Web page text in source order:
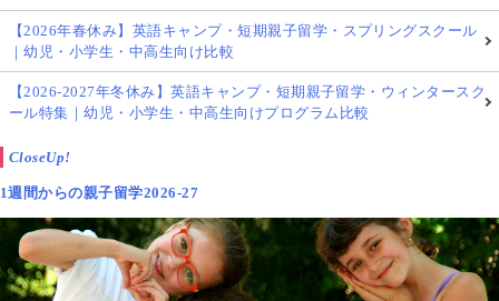
【2026年春休み】英語キャンプ・短期親子留学・スプリングスクール
｜幼児・小学生・中高生向け比較
【2026-2027年冬休み】英語キャンプ・短期親子留学・ウィンタースク
ール特集｜幼児・小学生・中高生向けプログラム比較
CloseUp!
1週間からの親子留学2026-27